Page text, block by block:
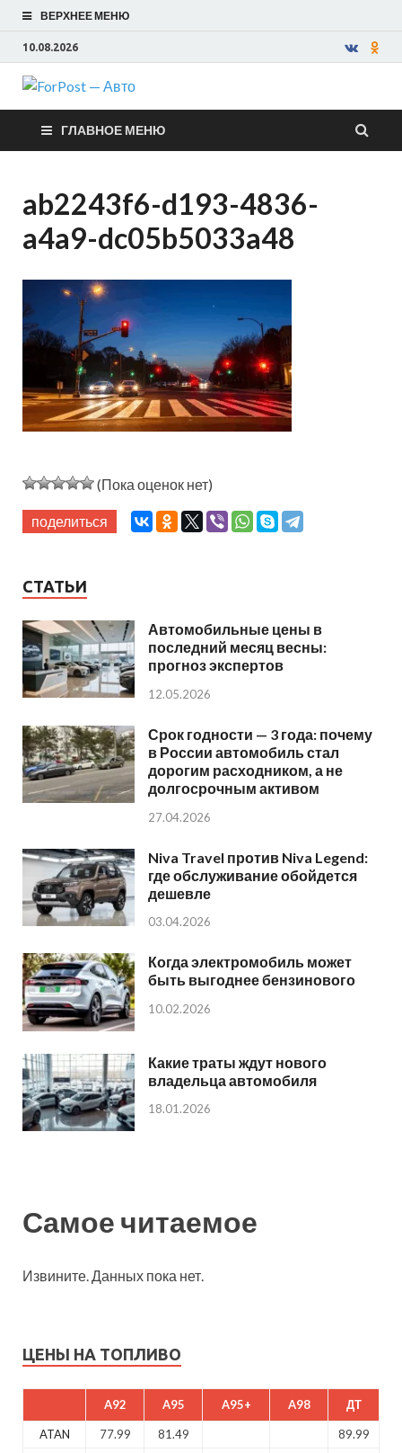
ВЕРХНЕЕ МЕНЮ
10.08.2026
ForPost —
Авто
ГЛАВНОЕ МЕНЮ
ab2243f6-d193-4836-
a4a9-dc05b5033a48
(Пока оценок нет)
поделиться
СТАТЬИ
Автомобильные цены в
последний месяц весны:
прогноз экспертов
12.05.2026
Срок годности — 3 года: почему
в России автомобиль стал
дорогим расходником, а не
долгосрочным активом
27.04.2026
Niva Travel против Niva Legend:
где обслуживание обойдется
дешевле
03.04.2026
Когда электромобиль может
быть выгоднее бензинового
10.02.2026
Какие траты ждут нового
владельца автомобиля
18.01.2026
Самое читаемое
Извините. Данных пока нет.
ЦЕНЫ НА ТОПЛИВО
A92 A95 A95+ A98 ДТ
ATAN 77.99 81.49
89.99